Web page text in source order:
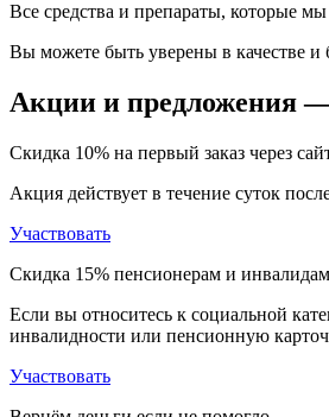
Все средства и препараты, которые
Вы можете быть уверены в качестве и
Акции и
Скидка 10% на первый заказ через
Акция действует в течение суток
Участвовать
Скидка 15% пенсионерам и инвалидам
Если вы относитесь к социальной
инвалидности или пенсионную
Участвовать